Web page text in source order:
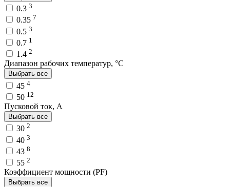
0.3 3
0.35 7
0.5 3
0.7 1
1.4 2
Диапазон рабочих температур, °C
Выбрать все
45 4
50 12
Пусковой ток, A
Выбрать все
30 2
40 3
43 8
55 2
Коэффициент мощности (PF)
Выбрать все